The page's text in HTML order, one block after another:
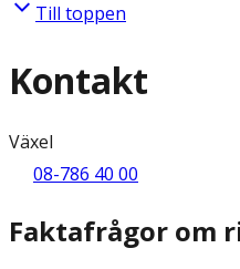
Till toppen
Kontakt
Växel
08-786 40 00
Faktafrågor om